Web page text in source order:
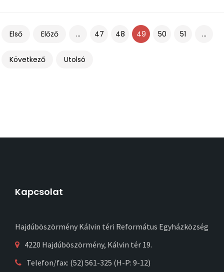
Első Előző ... 47 48 49 50 51 ...
Következő Utolsó
Kapcsolat
Hajdúböszörmény Kálvin téri Református Egyházközség
4220 Hajdúböszörmény, Kálvin tér 19.
Telefon/fax: (52) 561-325 (H-P: 9-12)